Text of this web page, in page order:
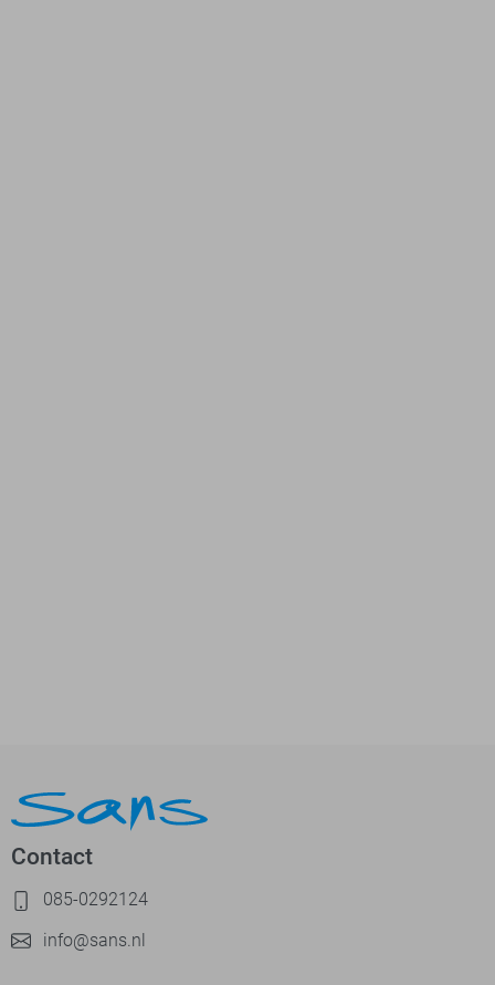
Contact
085-0292124
info@sans.nl